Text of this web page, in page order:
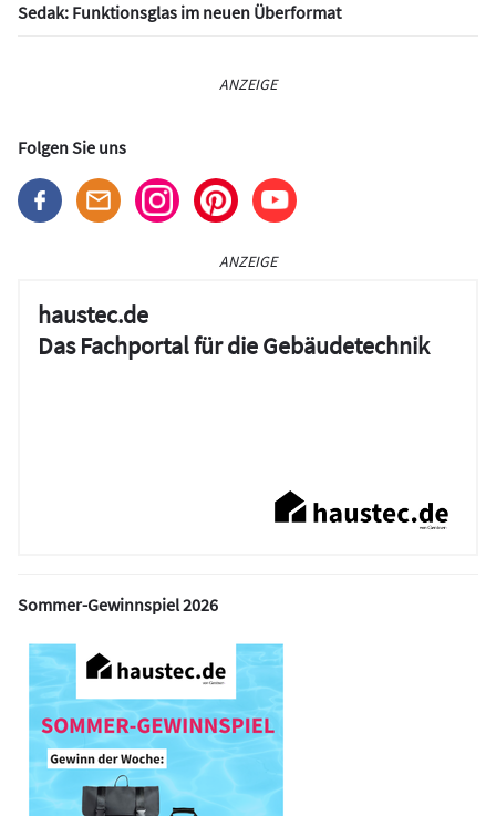
Sedak: Funktionsglas im neuen Überformat
ANZEIGE
Folgen Sie uns
ANZEIGE
haustec.de
Das Fachportal für die Gebäudetechnik
Sommer-Gewinnspiel 2026